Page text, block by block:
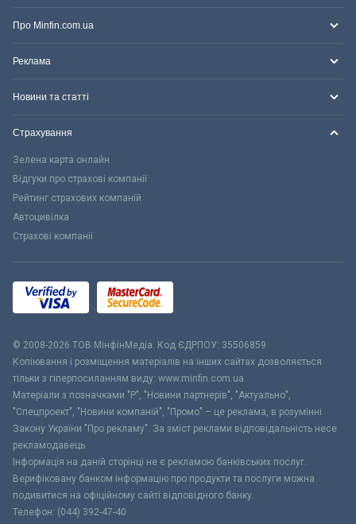
Про Minfin.com.ua
Реклама
Новини та статті
Страхування
Зелена карта онлайн
Відгуки про страхові компанії
Рейтинг страхових компаній
Автоцивілка
Страхові компанії
© 2008-2026 ТОВ МiнфiнМедiа. Код ЄДРПОУ: 35506859
Копіювання і розміщення матеріалів на інших сайтах дозволяється
тільки з гіперпосиланням виду: www.minfin.com.ua
Матеріали з позначками "Р", "Новини партнерів", "Актуально",
"Спецпроект", "Новини компаній", "Промо" – це реклама, в розумінні
Закону України "Про рекламу". За зміст реклами відповідальність несе
рекламодавець.
Інформація на даній сторінці не є рекламою банківських послуг.
Верифіковану банком інформацію про продукти та послуги можна
подивитися на офіційному сайті відповідного банку.
Телефон: (044) 392-47-40